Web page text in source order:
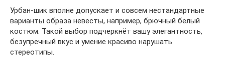
Урбан-шик вполне допускает и совсем нестандартные
варианты образа невесты, например, брючный белый
костюм. Такой выбор подчеркнёт вашу элегантность,
безупречный вкус и умение красиво нарушать
стереотипы.